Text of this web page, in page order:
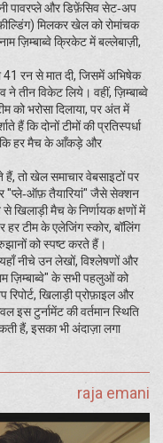
पावरप्ले और डिफ़ेंसिव सेट‑अप
मिलकर खेल को रोमांचक
ज़िम्बाब्वे क्रिकेट में बल्लेबाज़ी,
41 रन से मात दी, जिसमें अभिषेक
तीन विकेट लिये। वहीं, ज़िम्बाब्वे
भरोसा दिलाया, पर अंत में
कि दोनों टीमों की प्रतिस्पर्धा
कि हर मैच के आँकड़े और
तो खेल समाचार वेबसाइटों पर
"प्ले‑ऑफ़ तैयारियां" जैसे सेक्शन
मैच के निर्णायक क्षणों में
टीम के एलेजिंग स्कोर, बॉलिंग
को स्पष्ट करते हैं।
नीचे उन लेखों, विश्लेषणों और
ज़िम्बाब्वे" के सभी पहलुओं को
खिलाड़ी प्रोफ़ाइल और
टुर्नामेंट की वर्तमान स्थिति
हैं, इसका भी अंदाज़ा लगा
raja emani